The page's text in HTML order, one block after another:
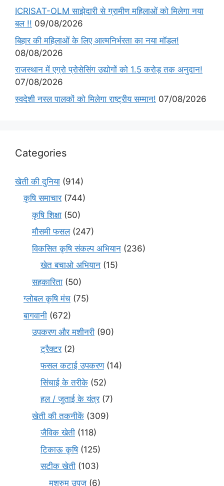
ICRISAT-OLM साझेदारी से ग्रामीण महिलाओं को मिलेगा नया
बल !! 09/08/2026
बिहार की महिलाओं के लिए आत्मनिर्भरता का नया मॉडल!
08/08/2026
राजस्थान में एग्रो प्रोसेसिंग उद्योगों को 1.5 करोड़ तक अनुदान!
07/08/2026
स्वदेशी नस्ल पालकों को मिलेगा राष्ट्रीय सम्मान! 07/08/2026
Categories
खेती की दुनिया (914)
कृषि समाचार(744)
कृषि शिक्षा (50)
मौसमी फसल(247)
विकसित कृषि संकल्प अभियान (236)
खेत बचाओ अभियान (15)
सहकारिता (50)
ग्लोबल कृषि मंच (75)
बागवानी (672)
उपकरण और मशीनरी (90)
ट्रैक्टर(2)
फसल कटाई उपकरण(14)
सिंचाई के तरीके (52)
हल / जुताई के यंत्र(7)
खेती की तकनीकें (309)
जैविक खेती (118)
टिकाऊ कृषि(125)
सटीक खेती (103)
मशरुम उपज (6)